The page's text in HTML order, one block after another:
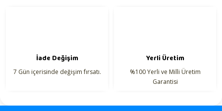
İade Değişim
7 Gün içerisinde değişim fırsatı.
Yerli Üretim
%100 Yerli ve Milli Üretim
Garantisi